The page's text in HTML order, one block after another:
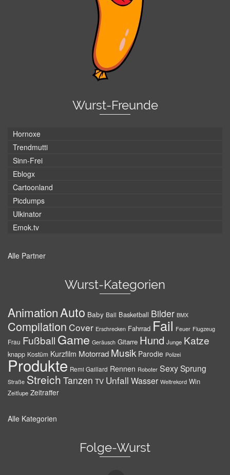
Wurst-Freunde
Hornoxe
Trendmutti
Sinn-Frei
Eblogx
Cartoonland
Picdumps
Ulkinator
Emok.tv
Alle Partner
Wurst-Kategorien
AnimationAuto Baby Ball Basketball Bilder BMX
Compilation Cover Erschrecken Fahrrad Fail Feuer Flugzeug
Frau Fußball Game Geräusch Gitarre Hund Junge Katze
knapp Kostüm Kurzfilm Motorrad Musik Parodie Polizei
Produkte Remi Gaillard Rennen Roboter SexySprung
Straße Streich Tanzen TV Unfall Wasser Weltrekord Win
Zeitlupe Zeitraffer
Alle Kategorien
Folge-Wurst